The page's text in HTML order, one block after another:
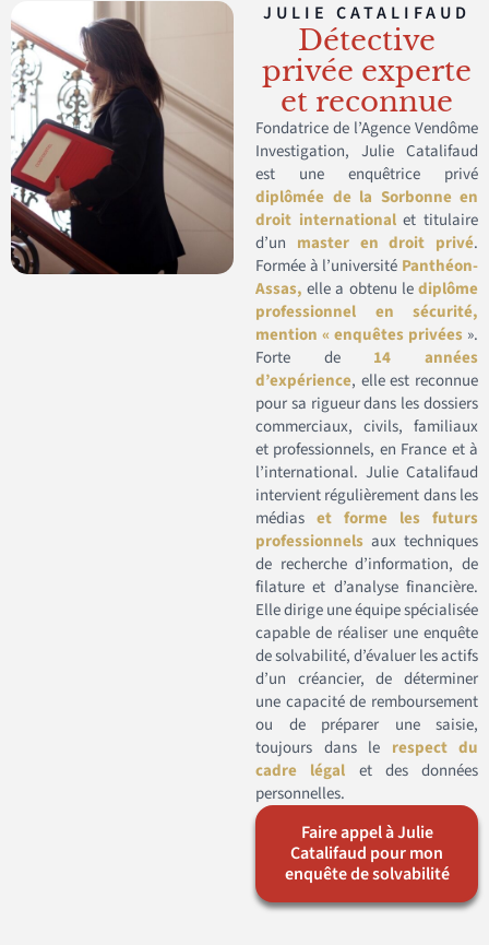
JULIE CATALIFAUD
Détective
privée experte
et reconnue
Fondatrice de l’Agence Vendôme
Investigation, Julie Catalifaud
est une enquêtrice privé
diplômée de la Sorbonne en
droit internationalet titulaire
d’un master en droit privé.
Formée à l’université Panthéon-
Assas, elle a obtenu lediplôme
professionnel en sécurité,
mention « enquêtes privées ».
Forte de 14 années
d’expérience, elle est reconnue
pour sa rigueur dans les dossiers
commerciaux, civils, familiaux
et professionnels, en France et à
l’international. Julie Catalifaud
intervient régulièrement dans les
médias et forme les futurs
professionnels aux techniques
de recherche d’information, de
filature et d’analyse financière.
Elle dirige une équipe spécialisée
capable de réaliser une enquête
de solvabilité, d’évaluer les actifs
d’un créancier, de déterminer
une capacité de remboursement
ou de préparer une saisie,
toujours dans le respect du
cadre légal et des données
personnelles.
Faire appel à Julie
Catalifaud pour mon
enquête de solvabilité